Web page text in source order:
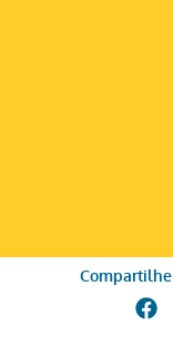
Compartilhe